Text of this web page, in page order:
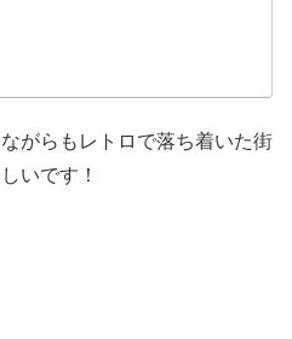
がらもレトロで落ち着いた街
いです！